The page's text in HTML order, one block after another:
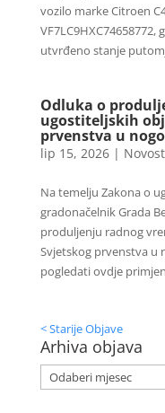
vozilo marke Citroen
utvrđeno stanje
Odluka o
ugostiteljskih
prvenstva u
lip 15, 2026|
Na temelju Zakona o
gradonačelnik Grada
produljenju radnog
Svjetskog prvenstva u
pogledati ovdje
< Starije Objave
Arhiva objava